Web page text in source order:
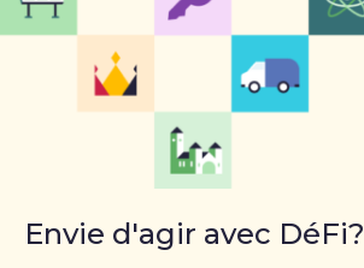
Envie d'agir avec DéFi?